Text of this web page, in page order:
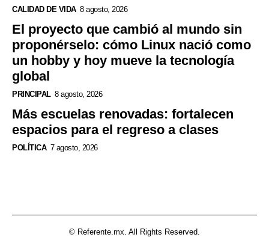
CALIDAD DE VIDA 8 agosto, 2026
El proyecto que cambió al mundo sin
proponérselo: cómo Linux nació como
un hobby y hoy mueve la tecnología
global
PRINCIPAL 8 agosto, 2026
Más escuelas renovadas: fortalecen
espacios para el regreso a clases
POLÍTICA 7 agosto, 2026
© Referente.mx. All Rights Reserved.